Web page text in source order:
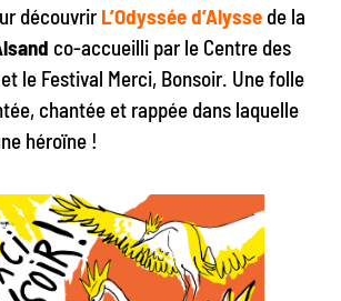
découvrir L’Odyssée d’Alyssede la
co-accueilli par le Centre des
le Festival Merci, Bonsoir. Une folle
chantée et rappée dans laquelle
héroïne !